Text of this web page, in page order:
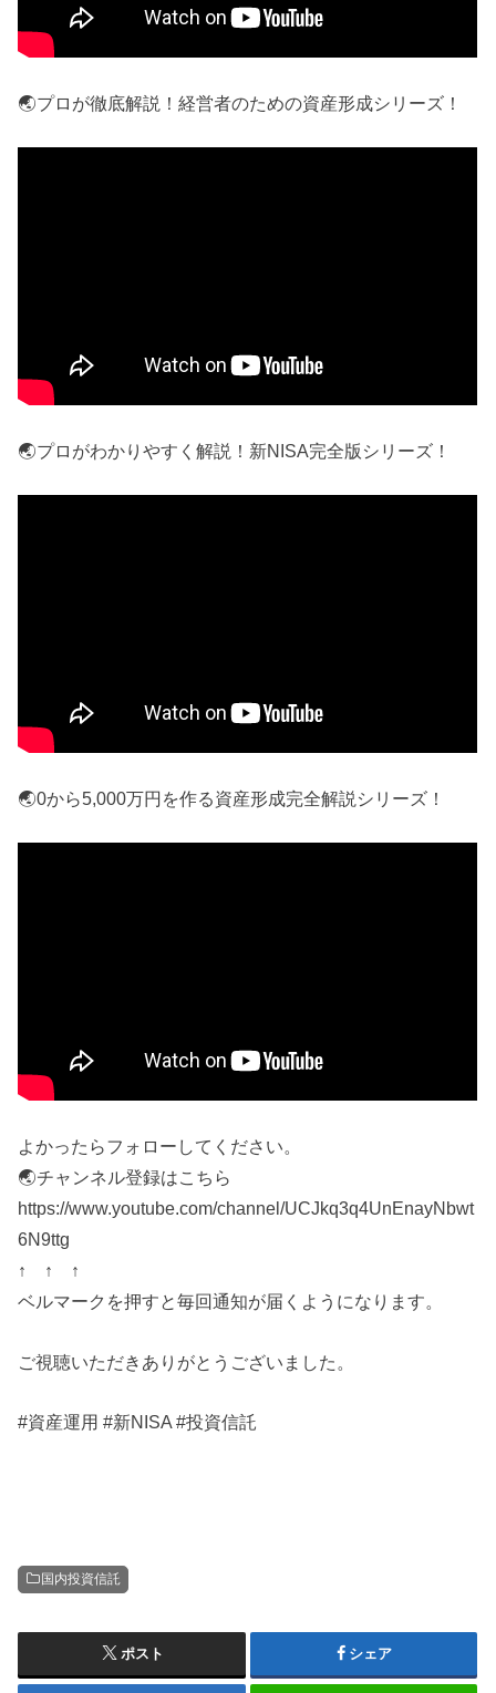
🌏プロが徹底解説！経営者のための資産形成シリーズ！
🌏プロがわかりやすく解説！新NISA完全版シリーズ！
🌏0から5,000万円を作る資産形成完全解説シリーズ！
よかったらフォローしてください。
🌏チャンネル登録はこちら
https://www.youtube.com/channel/UCJkq3q4UnEnayNbwt
6N9ttg
↑ ↑ ↑
ベルマークを押すと毎回通知が届くようになります。
ご視聴いただきありがとうございました。
#資産運用 #新NISA #投資信託
国内投資信託
ポスト シェア